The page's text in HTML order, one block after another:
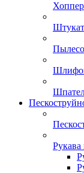
Рукава